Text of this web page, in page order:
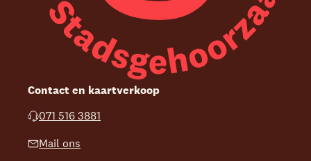
Contact en kaartverkoop
071 516 3881
Mail ons